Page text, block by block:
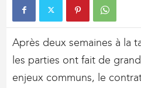
Après deux semaines à la
les parties ont fait de
enjeux communs, le